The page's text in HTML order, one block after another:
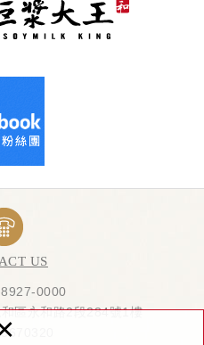
US
0000
區永和路2段284號1樓